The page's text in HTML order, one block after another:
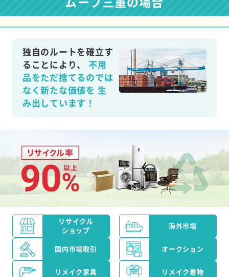
独自のルートを確立す
ることにより、
不用
品をただ捨てるのでは
なく新たな価値を 生
み出しています！
リサイクル
ショップ
海外市場
国内市場取引 オークション
リメイク家具 リメイク着物